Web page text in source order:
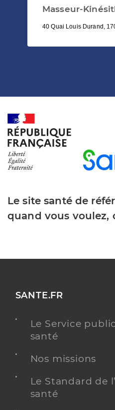
Masseur-
40 Quai Louis Durand,
Le site santé de
quand vous voulez,
SANTE.FR
Le Service
santé
Nos missions
Le Standard de
santé